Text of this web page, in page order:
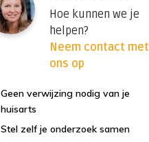
Hoe kunnen we je
helpen?
Neem contact met
ons op
Geen verwijzing nodig van je
huisarts
Stel zelf je onderzoek samen